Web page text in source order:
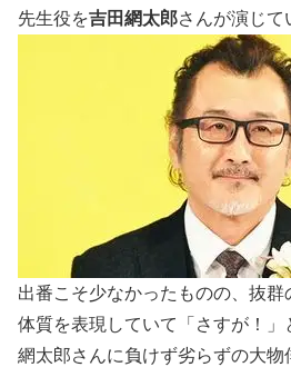
先生役を吉田網太郎さんが演じて
出番こそ少なかったものの、抜
体質を表現していて「さすが！」
網太郎さんに負けず劣らずの大